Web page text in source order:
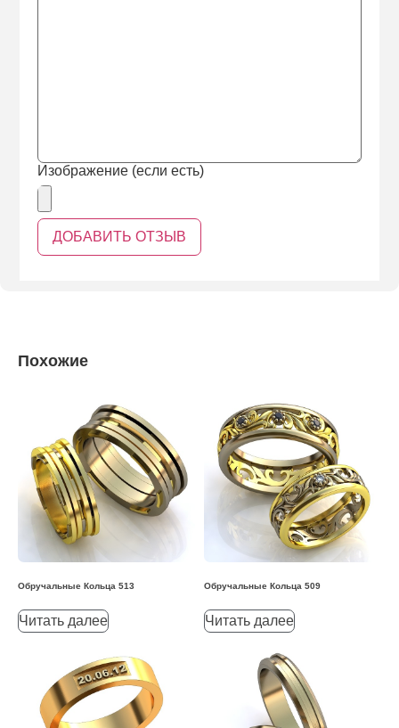
Изображение (если есть)
Похожие
Обручальные Кольца 513
Читать далее
Обручальные Кольца 509
Читать далее